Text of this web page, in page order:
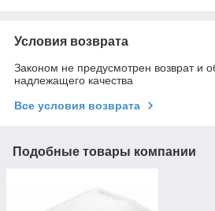
Условия возврата
Законом не предусмотрен возврат и
надлежащего качества
Все условия возврата
Подобные товары компании